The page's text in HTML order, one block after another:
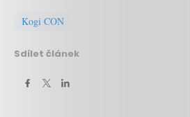
Kogi CON
Sdílet článek